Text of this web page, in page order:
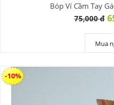
Bóp Ví Cầm Tay
75,000 đ
Mua
-10%